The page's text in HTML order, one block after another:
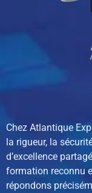
Chez Atlantique
la rigueur, la
d’excellence
formation reconnu
répondons